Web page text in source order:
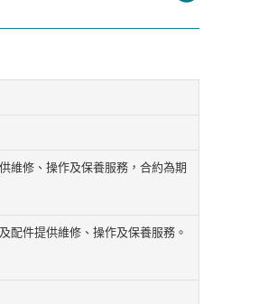
維修、操作及保養服務，合約為期
配件提供維修、操作及保養服務。